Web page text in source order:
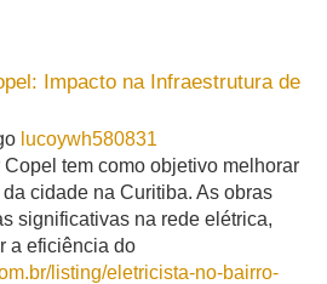
Impacto na Infraestrutura de
lucoywh580831
tem como objetivo melhorar
cidade na Curitiba. As obras
significativas na rede elétrica,
a eficiência do
listing/eletricista-no-bairro-